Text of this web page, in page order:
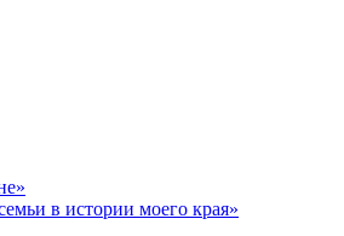
в истории моего края»